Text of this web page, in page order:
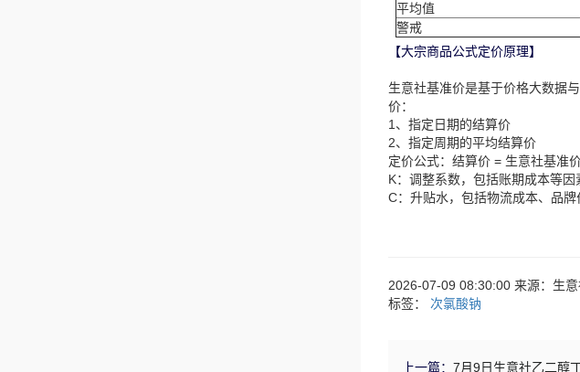
平均值
警戒
【大宗商品公式定价原理】
生意社基准价是基于价格大数据
价：
1、指定日期的结算价
2、指定周期的平均结算价
定价公式：结算价 = 生意社基准
K：调整系数，包括账期成本等因
C：升贴水，包括物流成本、品牌
2026-07-09 08:30:00 来源：生意
标签： 次氯酸钠
上一篇： 7月9日生意社乙二醇